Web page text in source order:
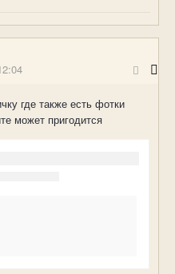
где также есть фотки
может пригодится